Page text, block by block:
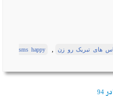
های تبریک رو زن
sms happy